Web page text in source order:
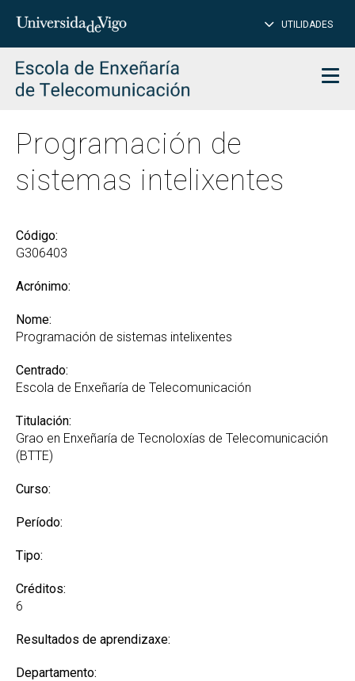
Introduce
para
buscar
UTILIDADES
Programación de
sistemas intelixentes
Código:
G306403
Acrónimo:
Nome:
Programación de sistemas intelixentes
Centrado:
Escola de Enxeñaría de Telecomunicación
Titulación:
Grao en Enxeñaría de Tecnoloxías de Telecomunicación
(BTTE)
Curso:
Período:
Tipo:
Créditos:
6
Resultados de aprendizaxe:
Departamento: